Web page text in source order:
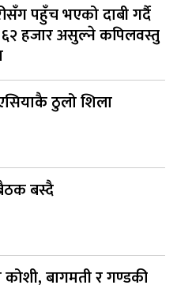
पहुँच भएको दाबी गर्दै
हजार असुल्ने कपिलवस्तु
ठुलो शिला
बस्दै
कोशी, बागमती र गण्डकी